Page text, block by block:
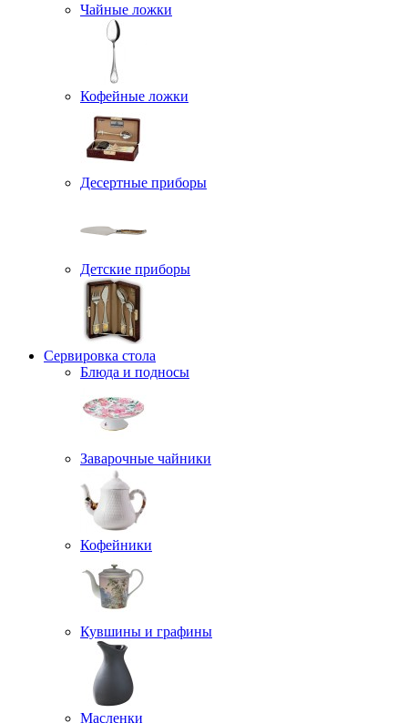
Чайные ложки
Кофейные ложки
Десертные приборы
Детские приборы
Сервировка стола
Блюда и подносы
Заварочные чайники
Кофейники
Кувшины и графины
Масленки